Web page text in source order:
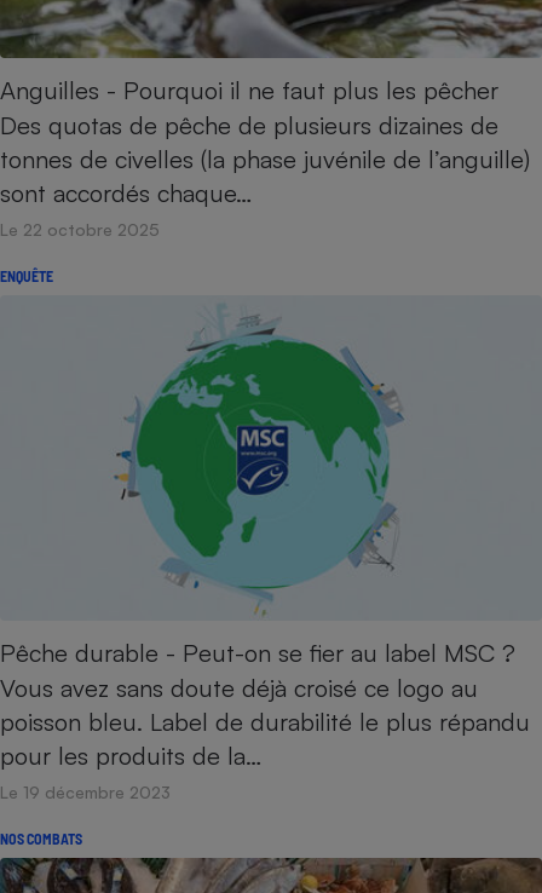
Anguilles - Pourquoi il ne faut plus les pêcher
Des quotas de pêche de plusieurs dizaines de
tonnes de civelles (la phase juvénile de l’anguille)
sont accordés chaque…
Le 22 octobre 2025
ENQUÊTE
Pêche durable - Peut-on se fier au label MSC ?
Vous avez sans doute déjà croisé ce logo au
poisson bleu. Label de durabilité le plus répandu
pour les produits de la…
Le 19 décembre 2023
NOS COMBATS
Complément
alimentaire
Assurance emprunteur
Petit électroménager -
Climatiseur -
Ventilateur
Téléphone mobile -
Smartphone
Radiateur électrique
Climatiseur -
Ventilateur
Mutuelle
Antimoustique